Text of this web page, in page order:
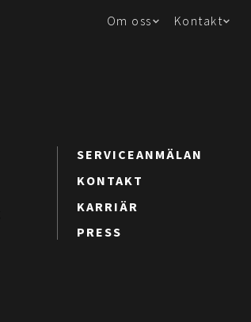
Om oss Kontakt
SERVICEANMÄLAN
KONTAKT
KARRIÄR
PRESS